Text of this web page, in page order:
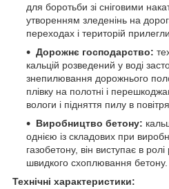
для боротьби зі сніговими
утворенням зледенінь на
переходах і територій
Дорожнє господарство:
кальцій розведений у воді
знепилювання дорожнього
плівку на полотні і
вологи і підняття пилу в повітря.
Виробництво бетону:
однією із складових при
газобетону, він виступає в
швидкого схоплювання бетону.
Технічні характеристики: